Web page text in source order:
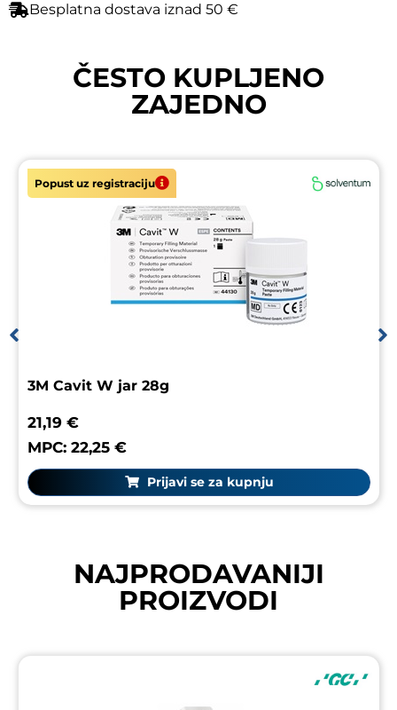
Besplatna dostava iznad 50 €
ČESTO KUPLJENO
ZAJEDNO
Popust uz registraciju
3M Cavit W jar 28g
21,19 €
MPC: 22,25 €
Prijavi se za kupnju
NAJPRODAVANIJI
PROIZVODI